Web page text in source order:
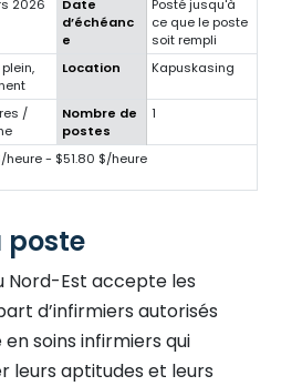
2026
Date
d’échéanc
e
Posté jusqu'à
ce que le poste
soit rempli
Location Kapuskasing
/
Nombre de
postes
1
heure - $51.80 $/heure
poste
Nord-Est accepte les
d’infirmiers autorisés
soins infirmiers qui
leurs aptitudes et leurs